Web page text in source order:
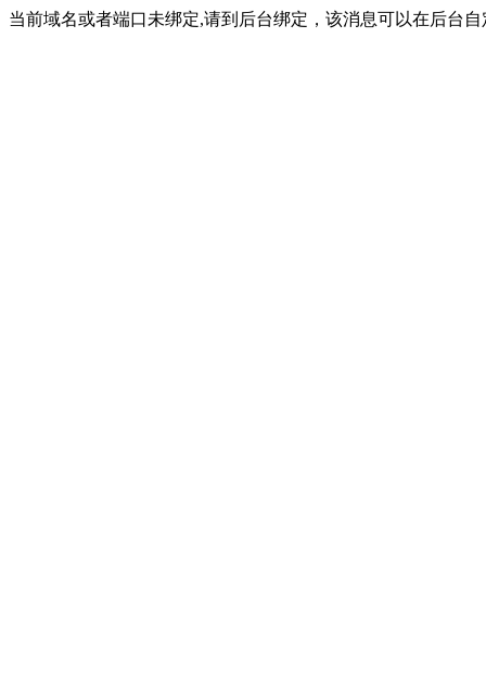
当前域名或者端口未绑定,请到后台绑定，该消息可以在后台自